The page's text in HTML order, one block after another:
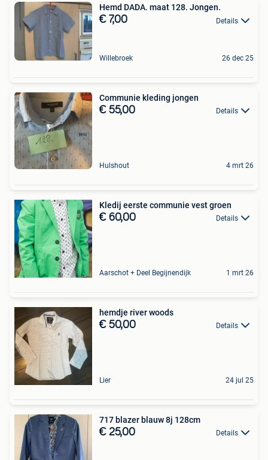
Hemd DADA. maat 128. Jongen.
€ 7,00 Details
Willebroek 26 dec 25
Communie kleding jongen
€ 55,00 Details
Hulshout 4 mrt 26
Kledij eerste communie vest groen
€ 60,00 Details
Aarschot + Deel Begijnendijk 1 mrt 26
hemdje river woods
€ 50,00 Details
Lier 24 jul 25
717 blazer blauw 8j 128cm
€ 25,00 Details